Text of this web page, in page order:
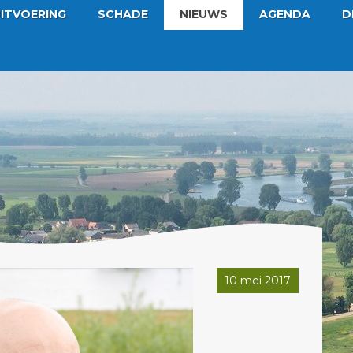
SCHADE NIEUWS AGENDA
10 mei 2017